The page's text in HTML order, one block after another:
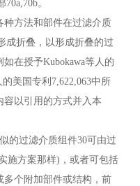
。
种方法和部件在过滤介质
成折叠，以形成折叠的过
在授予Kubokawa等人的
美国专利7,622,063中所
以引用的方式并入本
的过滤介质组件30可由过
施方案那样)，或者可包括
多个附加部件或结构，前